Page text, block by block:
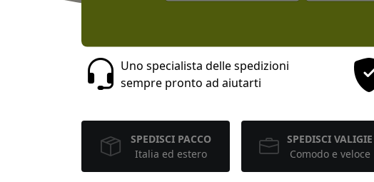
Uno specialista delle spedizioni
sempre pronto ad aiutarti
SPEDISCI PACCO
Italia ed estero
SPEDISCI VALIGIE
Comodo e veloce